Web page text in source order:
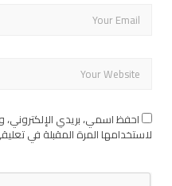
احفظ اسمي، بريدي
لاستخدامها المرة المقبلة في